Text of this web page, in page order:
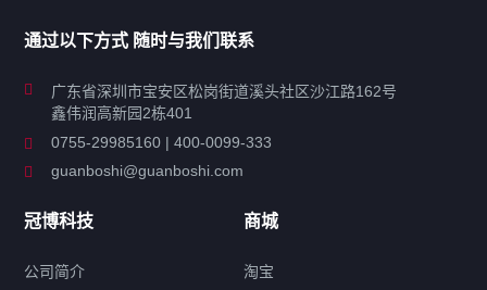
工业超声波清洗设备
特种超声波洗净产品
超声波配件
通过以下方式 随时与我们联系
广东省深圳市宝安区松岗街道溪头社区沙江路162号
鑫伟润高新园2栋401
0755-29985160 | 400-0099-333
guanboshi@guanboshi.com
冠博科技
公司简介
商城
淘宝